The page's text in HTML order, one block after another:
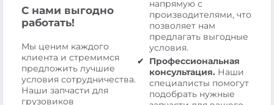
С нами выгодно
работать!
Мы ценим каждого
клиента и стремимся
предложить лучшие
условия сотрудничества.
Наши запчасти для
грузовиков
напрямую с
производителями, что
позволяет нам
предлагать выгодные
условия.
Профессиональная
консультация. Наши
специалисты помогут
подобрать нужные